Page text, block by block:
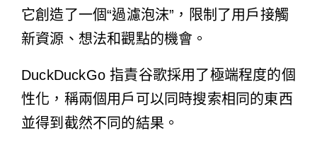
它創造了一個“過濾泡沫”，限制了用戶接觸
新資源、想法和觀點的機會。
DuckDuckGo 指責谷歌採用了極端程度的個
性化，稱兩個用戶可以同時搜索相同的東西
並得到截然不同的結果。